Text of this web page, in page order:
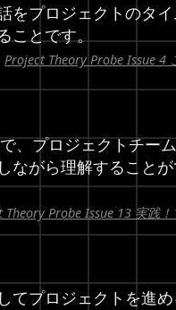
プロジェクトのタイ
とです。
Project Theory Probe Issue
、プロジェクトチー
ながら理解すること
Theory Probe Issue 13 実践
プロジェクトを進め